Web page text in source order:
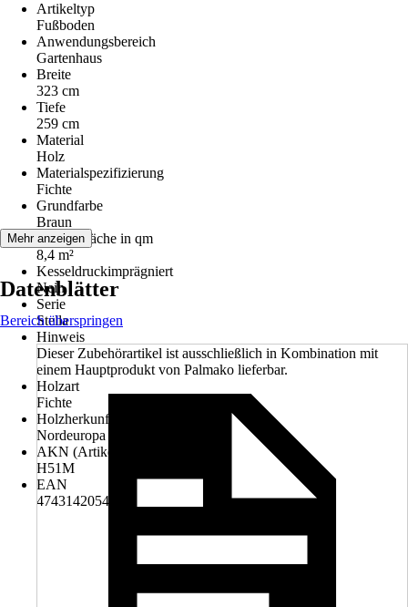
Artikeltyp
Fußboden
Anwendungsbereich
Gartenhaus
Breite
323 cm
Tiefe
259 cm
Material
Holz
Materialspezifizierung
Fichte
Grundfarbe
Braun
Aufstellfläche in qm
8,4 m²
Kesseldruckimprägniert
Nein
Serie
Stella
Hinweis
Dieser Zubehörartikel ist ausschließlich in Kombination mit
einem Hauptprodukt von Palmako lieferbar.
Holzart
Fichte
Holzherkunft
Nordeuropa
AKN (Artikelkurznummer)
H51M
EAN
4743142054802
Mehr anzeigen
Datenblätter
Bereich überspringen